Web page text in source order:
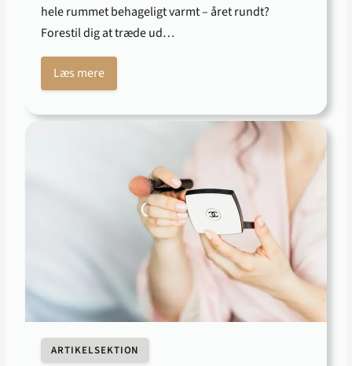
hele rummet behageligt varmt – året rundt?
Forestil dig at træde ud…
Læs mere
ARTIKELSEKTION